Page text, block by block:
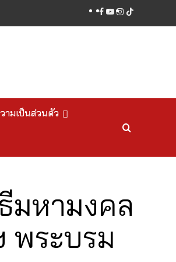
facebook
youtube
instagram
tiktok
ามเป็นส่วนตัว
มหามงคล
พระบรม